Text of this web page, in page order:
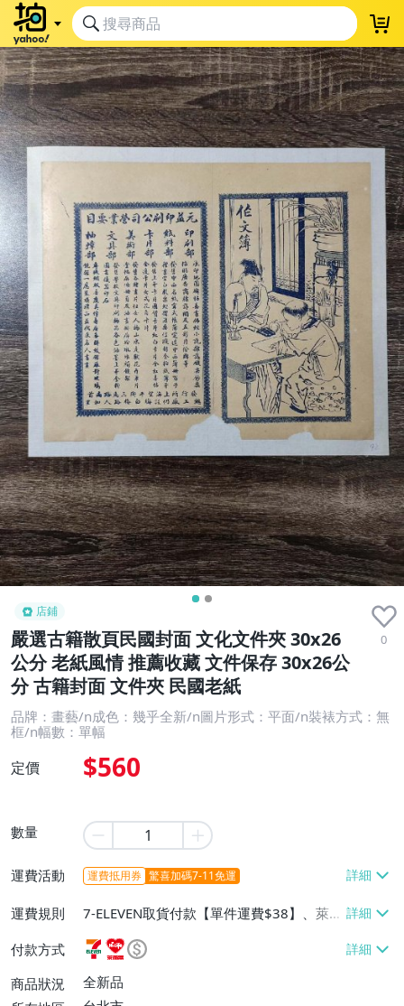
店鋪
嚴選古籍散頁民國封面 文化文件夾 30x26
公分 老紙風情 推薦收藏 文件保存 30x26公
分 古籍封面 文件夾 民國老紙
0
品牌：畫藝/n成色：幾乎全新/n圖片形式：平面/n裝裱方式：無
框/n幅數：單幅
定價 $560
數量
運費活動 運費抵用券 驚喜加碼7-11免運
運費規則
7-ELEVEN取貨付款【單件運費$38】、萊爾
富取貨付款【單件運費$60】、宅配/貨運
【單件運費$130】
付款方式
商品狀況
全新品